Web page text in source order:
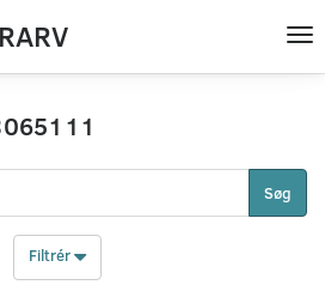
Søg
Filtrér